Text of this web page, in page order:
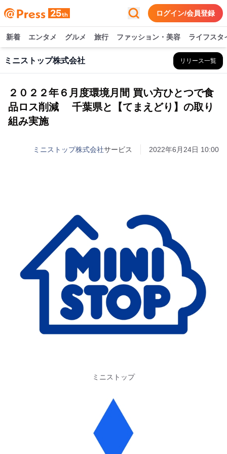
ログイン/会員登録
新着 エンタメ グルメ 旅行 ファッション・美容 ライフスタ
ミニストップ株式会社 リリース一覧
２０２２年６月度環境月間 買い方ひとつで食
品ロス削減 千葉県と【てまえどり】の取り
組み実施
ミニストップ株式会社サービス 2022年6月24日 10:00
ミニストップ